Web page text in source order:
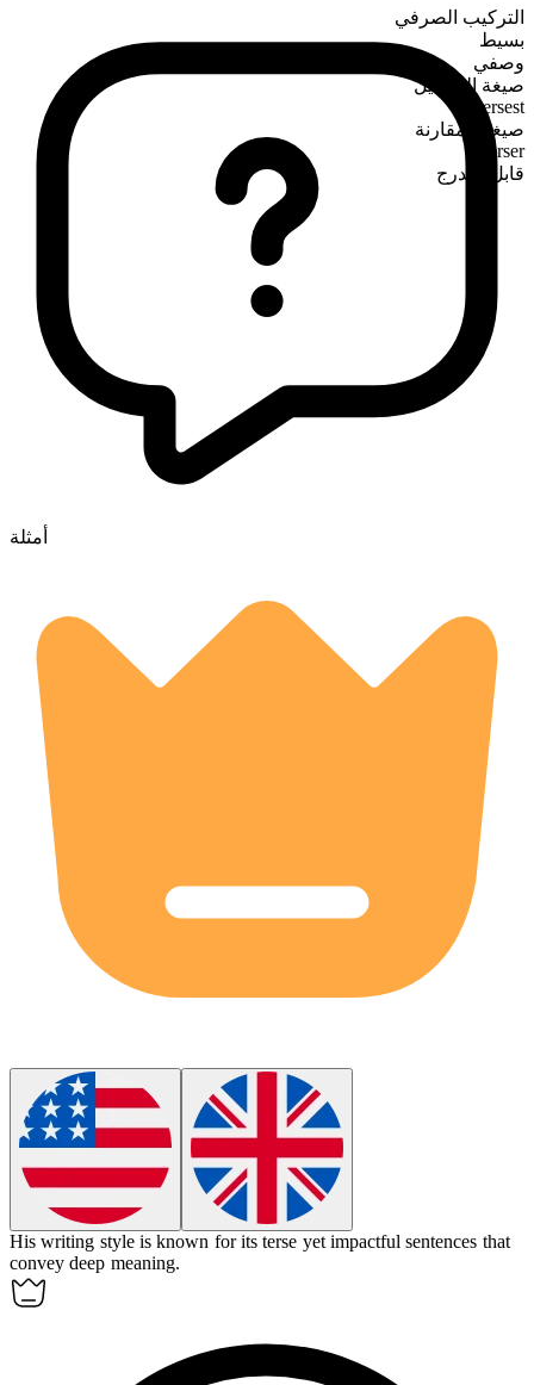
التركيب الصرفي
بسيط
وصفي
صيغة التفضيل
tersest
صيغة المقارنة
terser
قابل للتدرج
أمثلة
His writing style is known for itsterse yet impactful sentences that
convey deep meaning.